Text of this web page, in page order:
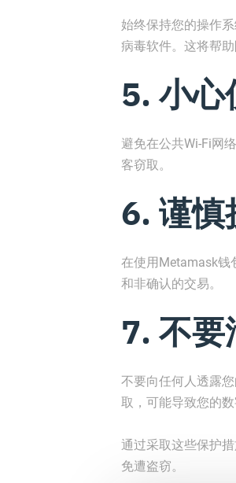
始终保持您的操作
病毒软件。这将帮
5. 小
避免在公共Wi-Fi网
客窃取。
6. 谨慎
在使用Metamask钱
和非确认的交易。
7. 不要
不要向任何人透露
取，可能导致您的数
通过采取这些保护
免遭盗窃。